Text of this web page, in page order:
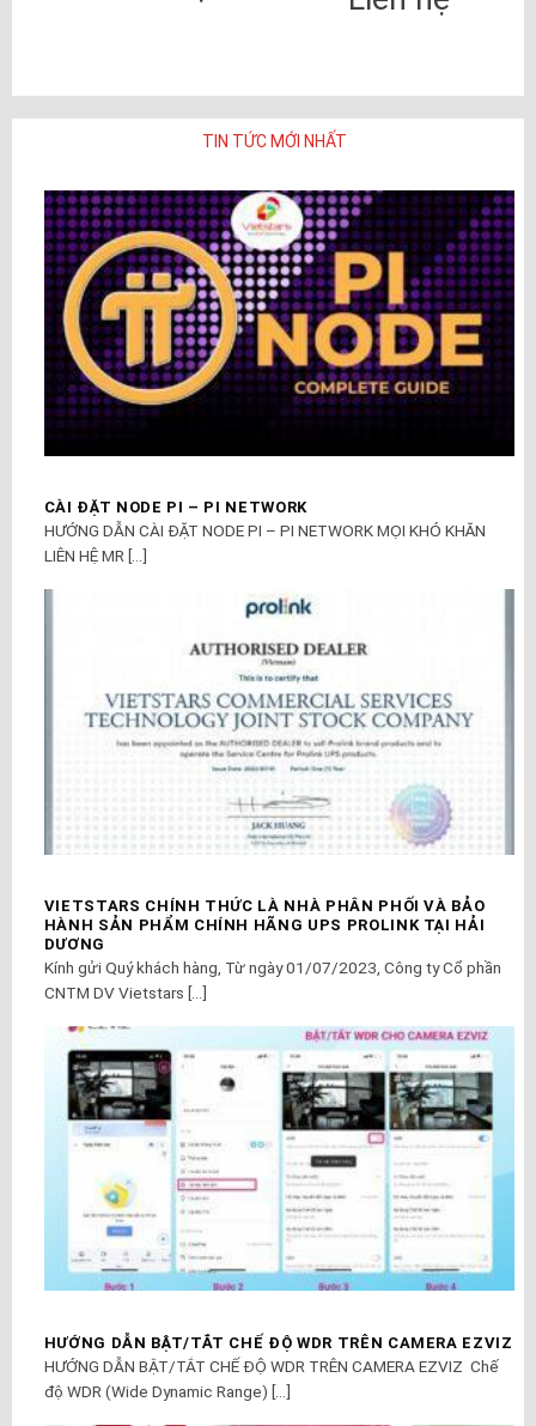
TIN TỨC MỚI NHẤT
CÀI ĐẶT NODE PI – PI NETWORK
HƯỚNG DẪN CÀI ĐẶT NODE PI – PI NETWORK MỌI KHÓ KHĂN
LIÊN HỆ MR [...]
VIETSTARS CHÍNH THỨC LÀ NHÀ PHÂN PHỐI VÀ BẢO
HÀNH SẢN PHẨM CHÍNH HÃNG UPS PROLINK TẠI HẢI
DƯƠNG
Kính gửi Quý khách hàng, Từ ngày 01/07/2023, Công ty Cổ phần
CNTM DV Vietstars [...]
HƯỚNG DẪN BẬT/TẮT CHẾ ĐỘ WDR TRÊN CAMERA EZVIZ
HƯỚNG DẪN BẬT/TẮT CHẾ ĐỘ WDR TRÊN CAMERA EZVIZ Chế
độ WDR (Wide Dynamic Range) [...]